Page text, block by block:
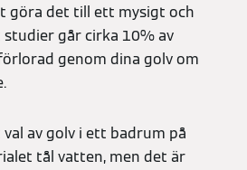
göra det till ett mysigt och
går cirka 10% av
genom dina golv om
av golv i ett badrum på
tål vatten, men det är